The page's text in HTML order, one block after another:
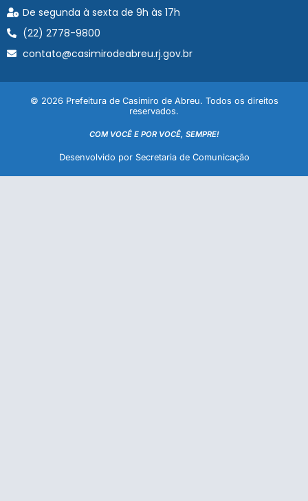
De segunda à sexta de 9h às 17h
(22) 2778-9800
contato@casimirodeabreu.rj.gov.br
© 2026 Prefeitura de Casimiro de Abreu. Todos os direitos
reservados.
COM VOCÊ E POR VOCÊ, SEMPRE!
Desenvolvido por Secretaria de Comunicação